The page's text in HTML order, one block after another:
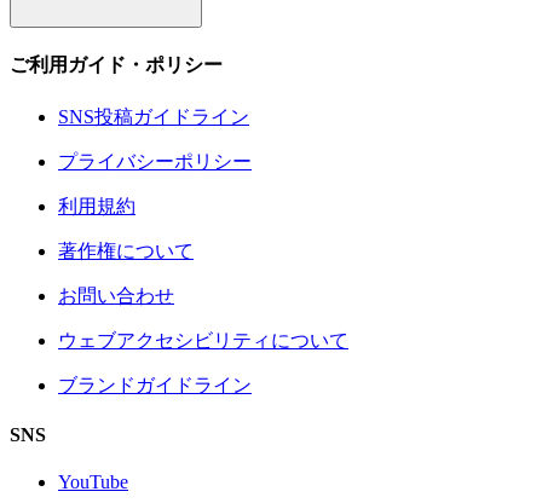
ご利用ガイド・ポリシー
SNS投稿ガイドライン
プライバシーポリシー
利用規約
著作権について
お問い合わせ
ウェブアクセシビリティについて
ブランドガイドライン
SNS
YouTube